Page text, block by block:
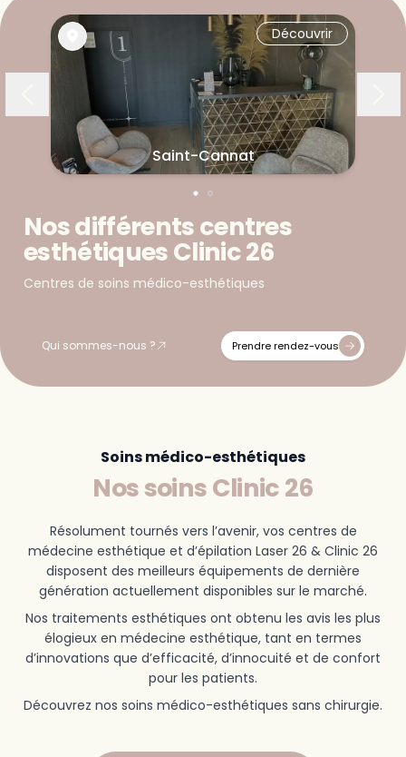
Nos différents centres
esthétiques Clinic 26
Centres de soins médico-esthétiques
Qui sommes-nous ? Prendre rendez-vous
Saint-Cannat
Découvrir
Soins médico-esthétiques
Nos soins Clinic 26
Résolument tournés vers l’avenir, vos centres de
médecine esthétique et d’épilation Laser 26 & Clinic 26
disposent des meilleurs équipements de dernière
génération actuellement disponibles sur le marché.
Nos traitements esthétiques ont obtenu les avis les plus
élogieux en médecine esthétique, tant en termes
d’innovations que d’efficacité, d’innocuité et de confort
pour les patients.
Découvrez nos soins médico-esthétiques sans chirurgie.